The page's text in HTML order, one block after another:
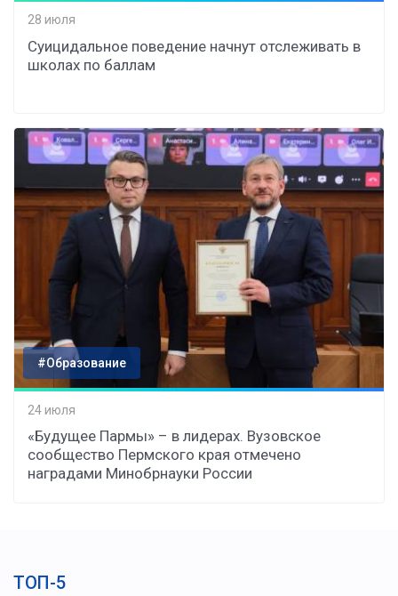
28 июля
Суицидальное поведение начнут отслеживать в
школах по баллам
#Образование
24 июля
«Будущее Пармы» – в лидерах. Вузовское
сообщество Пермского края отмечено
наградами Минобрнауки России
ТОП-5